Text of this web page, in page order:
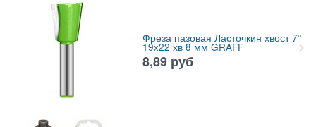
Фреза пазовая Ласточкин хвост 7°
19x22 хв 8 мм GRAFF
8,89 руб